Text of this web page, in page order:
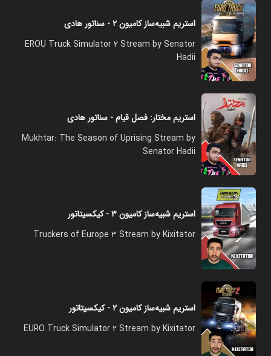
استریم شبیه‌ساز کامیون ۲ - سناتور هادی
EROU Truck Simulator 2 Stream by Senator
Hadii
استریم مختار: فصل قیام - سناتور هادی
Mukhtar: The Season of Uprising Stream by
Senator Hadii
استریم شبیه‌ساز کامیون ۳ - کیکسیتاتور
Truckers of Europe 3 Stream by Kixitator
استریم شبیه‌ساز کامیون ۲ - کیکسیتاتور
EURO Truck Simulator 2 Stream by Kixitator